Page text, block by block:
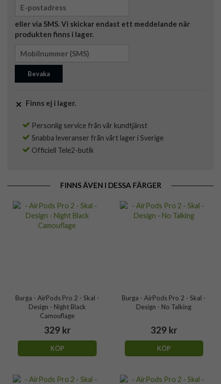
eller via SMS. Vi skickar endast ett meddelande när
produkten finns i lager.
Bevaka
Finns ej i lager.
Personlig service från vår kundtjänst
Snabba leveranser från vårt lager i Sverige
Officiell Tele2-butik
FINNS ÄVEN I DESSA FÄRGER
Burga - AirPods Pro 2 - Skal -
Design - Night Black
Camouflage
329 kr
KÖP
Burga - AirPods Pro 2 - Skal -
Design - No Talking
329 kr
KÖP